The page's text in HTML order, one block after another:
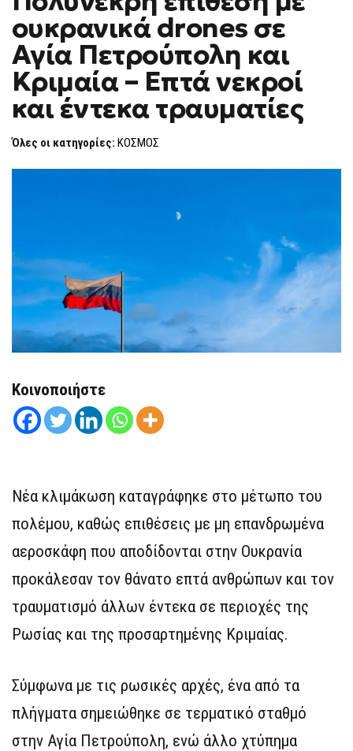
ΕΠΊΘΕΣΗ
ΜΕ
ΟΥΚΡΑΝΙΚΆ
DRONES
ΣΕ
ΑΓΊΑ
ΠΕΤΡΟΎΠΟΛΗ
ΚΑΙ
–
ΕΠΤΆ
ΝΕΚΡΟΊ
ΚΑΙ
ΤΡΑΥΜΑΤΊΕΣ
ουκρανικά drones σε
Αγία Πετρούπολη και
Κριμαία – Επτά νεκροί
και έντεκα τραυματίες
Όλες οι κατηγορίες: ΚΟΣΜΟΣ
Κοινοποιήστε
Νέα κλιμάκωση καταγράφηκε στο μέτωπο του
πολέμου, καθώς επιθέσεις με μη επανδρωμένα
αεροσκάφη που αποδίδονται στην Ουκρανία
προκάλεσαν τον θάνατο επτά ανθρώπων και τον
τραυματισμό άλλων έντεκα σε περιοχές της
Ρωσίας και της προσαρτημένης Κριμαίας.
Σύμφωνα με τις ρωσικές αρχές, ένα από τα
πλήγματα σημειώθηκε σε τερματικό σταθμό
στην Αγία Πετρούπολη, ενώ άλλο χτύπημα